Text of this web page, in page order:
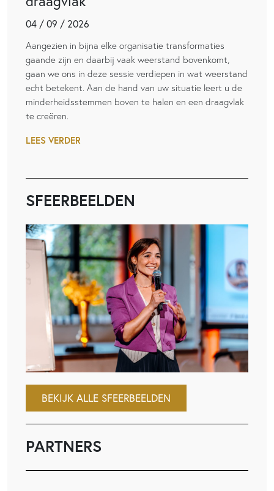
04 / 09 / 2026
Aangezien in bijna elke organisatie transformaties
gaande zijn en daarbij vaak weerstand bovenkomt,
gaan we ons in deze sessie verdiepen in wat weerstand
echt betekent. Aan de hand van uw situatie leert u de
minderheidsstemmen boven te halen en een draagvlak
te creëren.
LEES VERDER
SFEERBEELDEN
BEKIJK ALLE SFEERBEELDEN
PARTNERS